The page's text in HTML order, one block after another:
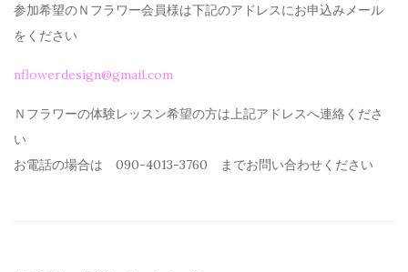
参加希望のＮフラワー会員様は下記のアドレスにお申込みメール
を ください
nflowerdesign@gmail.com
Ｎフラワーの体験レッスン希望の方は上記アドレスへ連絡くださ
い
お電話の場合は 090-4013-3760 までお問い合わせください